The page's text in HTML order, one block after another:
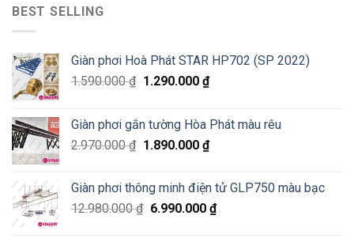
BEST SELLING
Giàn phơi Hoà Phát STAR HP702 (SP 2022)
1.590.000₫ 1.290.000 ₫
Giàn phơi gắn tường Hòa Phát màu rêu
2.970.000₫ 1.890.000 ₫
Giàn phơi thông minh điện tử GLP750 màu bạc
12.980.000₫ 6.990.000 ₫